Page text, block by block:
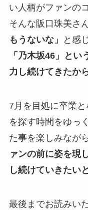
い人柄がファンの
そんな阪口珠美さ
もうないな」
と感
「乃木坂46」とい
力し続けてきたか
7月を目処に卒業
を探す時間をゆっ
た事を楽しみなが
ァンの前に姿を現
し続けていきたい
最後までお読みい